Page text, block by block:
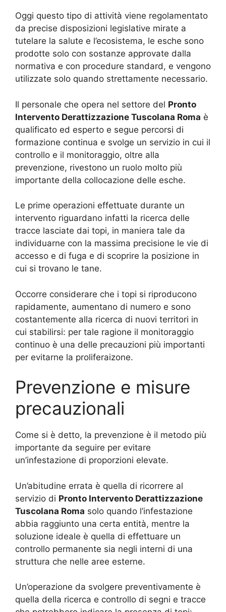
Oggi questo tipo di attività viene regolamentato
da precise disposizioni legislative mirate a
tutelare la salute e l’ecosistema, le esche sono
prodotte solo con sostanze approvate dalla
normativa e con procedure standard, e vengono
utilizzate solo quando strettamente necessario.
Il personale che opera nel settore del Pronto
Intervento Derattizzazione Tuscolana Roma è
qualificato ed esperto e segue percorsi di
formazione continua e svolge un servizio in cui il
controllo e il monitoraggio, oltre alla
prevenzione, rivestono un ruolo molto più
importante della collocazione delle esche.
Le prime operazioni effettuate durante un
intervento riguardano infatti la ricerca delle
tracce lasciate dai topi, in maniera tale da
individuarne con la massima precisione le vie di
accesso e di fuga e di scoprire la posizione in
cui si trovano le tane.
Occorre considerare che i topi si riproducono
rapidamente, aumentano di numero e sono
costantemente alla ricerca di nuovi territori in
cui stabilirsi: per tale ragione il monitoraggio
continuo è una delle precauzioni più importanti
per evitarne la proliferaizone.
Prevenzione e misure
precauzionali
Come si è detto, la prevenzione è il metodo più
importante da seguire per evitare
un’infestazione di proporzioni elevate.
Un’abitudine errata è quella di ricorrere al
servizio di Pronto Intervento Derattizzazione
Tuscolana Roma solo quando l’infestazione
abbia raggiunto una certa entità, mentre la
soluzione ideale è quella di effettuare un
controllo permanente sia negli interni di una
struttura che nelle aree esterne.
Un’operazione da svolgere preventivamente è
quella della ricerca e controllo di segni e tracce